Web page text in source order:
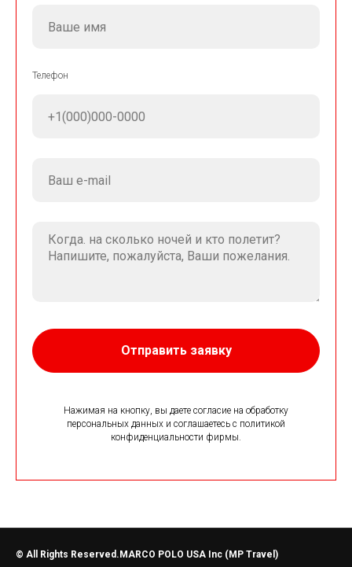
Телефон
Отправить заявку
Нажимая на кнопку, вы даете согласие на обработку
персональных данных и соглашаетесь c политикой
конфиденциальности фирмы.
© All Rights Reserved.MARCO POLO USA Inc (MP Travel)